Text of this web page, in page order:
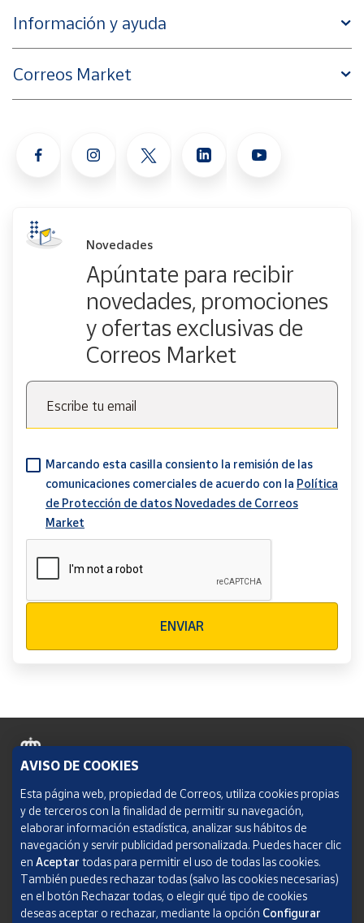
Información y ayuda
Correos Market
Novedades
Apúntate para recibir
novedades, promociones
y ofertas exclusivas de
Correos Market
Escribe tu email
Marcando esta casilla consiento la remisión de las
comunicaciones comerciales de acuerdo con la Política
de Protección de datos Novedades de Correos
Market
ENVIAR
Política de cookies
Aviso legal
Condiciones del servicio
Política de Privacidad Web
AVISO DE COOKIES
Esta página web, propiedad de Correos, utiliza cookies propias
y de terceros con la finalidad de permitir su navegación,
elaborar información estadística, analizar sus hábitos de
navegación y servir publicidad personalizada. Puedes hacer clic
en Aceptar todas para permitir el uso de todas las cookies.
También puedes rechazar todas (salvo las cookies necesarias)
en el botón Rechazar todas, o elegir qué tipo de cookies
deseas aceptar o rechazar, mediante la opción Configurar